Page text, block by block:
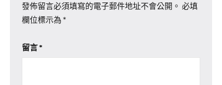
發佈留言必須填寫的電子郵件地址不會公開。 必填
欄位標示為 *
留言*